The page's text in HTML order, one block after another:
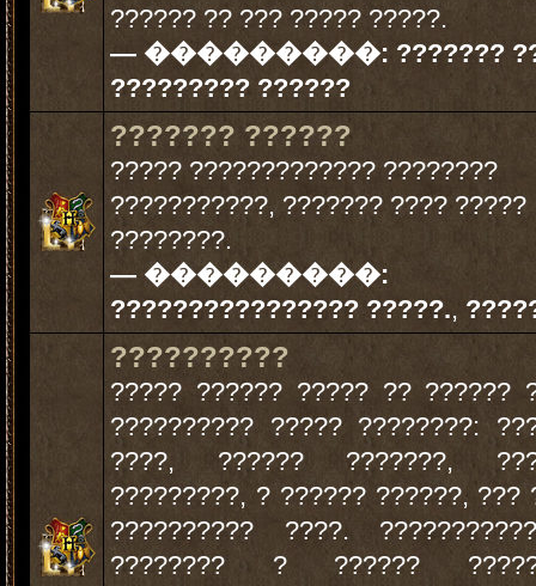
?????? ?? ??? ????? ?????.
— ���������: ???????
????????? ??????
??????? ??????
????? ????????????? ????????
???????????, ??????? ???? ?????
????????.
— ���������:
???????????????? ?????.,
??????????
????? ?????? ????? ?? ??????
?????????? ????? ????????:
????, ?????? ???????,
?????????, ? ?????? ??????, ???
?????????? ????.
???????? ? ??????